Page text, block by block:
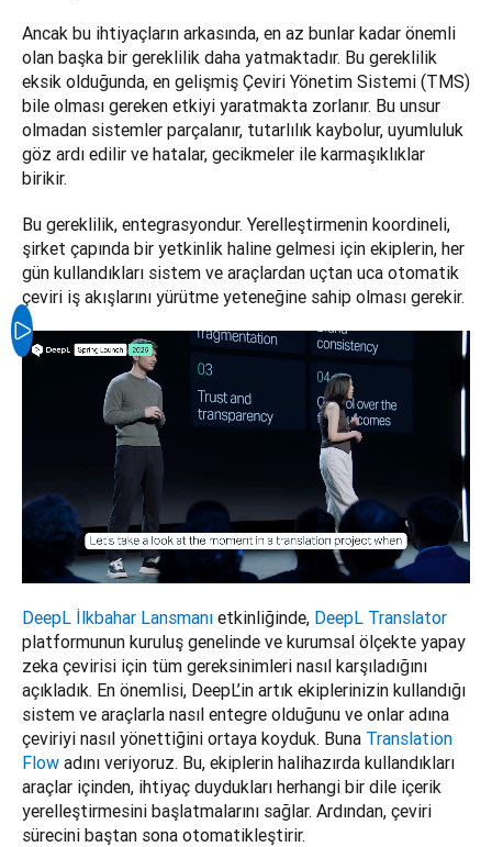
Ancak bu ihtiyaçların arkasında, en az bunlar kadar önemli
olan başka bir gereklilik daha yatmaktadır. Bu gereklilik
eksik olduğunda, en gelişmiş Çeviri Yönetim Sistemi (TMS)
bile olması gereken etkiyi yaratmakta zorlanır. Bu unsur
olmadan sistemler parçalanır, tutarlılık kaybolur, uyumluluk
göz ardı edilir ve hatalar, gecikmeler ile karmaşıklıklar
birikir.
Bu gereklilik, entegrasyondur. Yerelleştirmenin koordineli,
şirket çapında bir yetkinlik haline gelmesi için ekiplerin, her
gün kullandıkları sistem ve araçlardan uçtan uca otomatik
DeepL İlkbahar Lansmanı etkinliğinde, DeepL Translator
platformunun kuruluş genelinde ve kurumsal ölçekte yapay
zeka çevirisi için tüm gereksinimleri nasıl karşıladığını
açıkladık. En önemlisi, DeepL’in artık ekiplerinizin kullandığı
sistem ve araçlarla nasıl entegre olduğunu ve onlar adına
çeviriyi nasıl yönettiğini ortaya koyduk. Buna Translation
Flow adını veriyoruz. Bu, ekiplerin halihazırda kullandıkları
araçlar içinden, ihtiyaç duydukları herhangi bir dile içerik
yerelleştirmesini başlatmalarını sağlar. Ardından, çeviri
sürecini baştan sona otomatikleştirir.